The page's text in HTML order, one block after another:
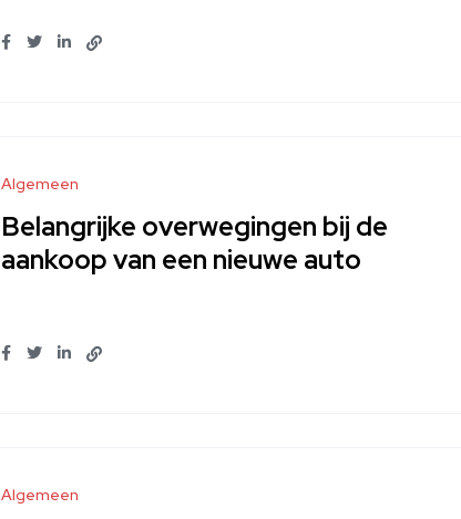
Algemeen
Belangrijke overwegingen bij de
aankoop van een nieuwe auto
Algemeen